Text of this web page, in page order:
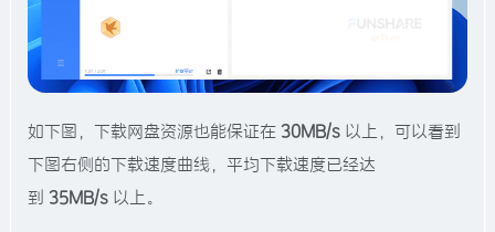
如下图，下载网盘资源也能保证在 30MB/s 以上，可以看到
下图右侧的下载速度曲线，平均下载速度已经达
到 35MB/s 以上。